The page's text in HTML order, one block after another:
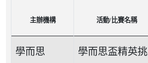
主辦機構 活動/比賽名稱
學而思 學而思盃精英挑